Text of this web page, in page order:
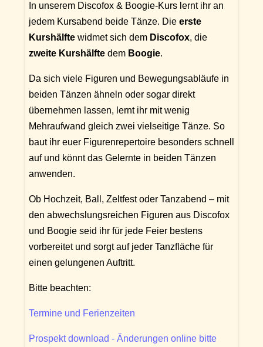
In unserem Discofox & Boogie-Kurs lernt ihr an
jedem Kursabend beide Tänze. Die erste
Kurshälfte widmet sich dem Discofox, die
zweite Kurshälfte dem Boogie.
Da sich viele Figuren und Bewegungsabläufe in
beiden Tänzen ähneln oder sogar direkt
übernehmen lassen, lernt ihr mit wenig
Mehraufwand gleich zwei vielseitige Tänze. So
baut ihr euer Figurenrepertoire besonders schnell
auf und könnt das Gelernte in beiden Tänzen
anwenden.
Ob Hochzeit, Ball, Zeltfest oder Tanzabend – mit
den abwechslungsreichen Figuren aus Discofox
und Boogie seid ihr für jede Feier bestens
vorbereitet und sorgt auf jeder Tanzfläche für
einen gelungenen Auftritt.
Bitte beachten:
Termine und Ferienzeiten
Prospekt download - Änderungen online bitte